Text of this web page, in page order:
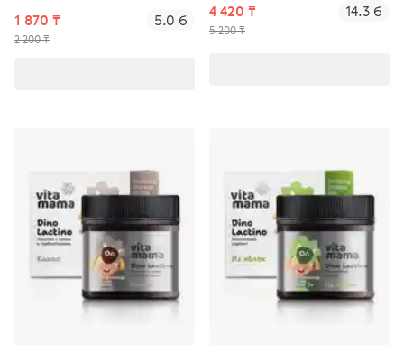
1 870 ₸
2 200 ₸
5.0 б 4 420 ₸
5 200 ₸
14.3 б